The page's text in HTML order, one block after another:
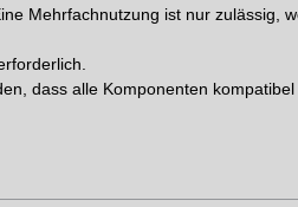
Mehrfachnutzung ist nur zulässig,
dass alle Komponenten